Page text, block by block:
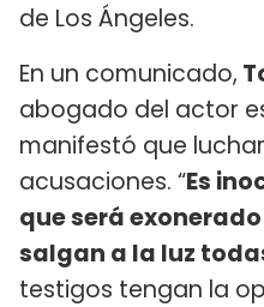
de Los Ángeles.
En un comunicado,
abogado del actor
manifestó que
acusaciones. “Es
que será
salgan a la luz
testigos tengan la